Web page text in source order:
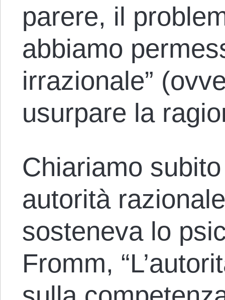
parere, il
abbiamo
irrazionale”
usurpare la
Chiariamo
autorità
sosteneva lo
Fromm,